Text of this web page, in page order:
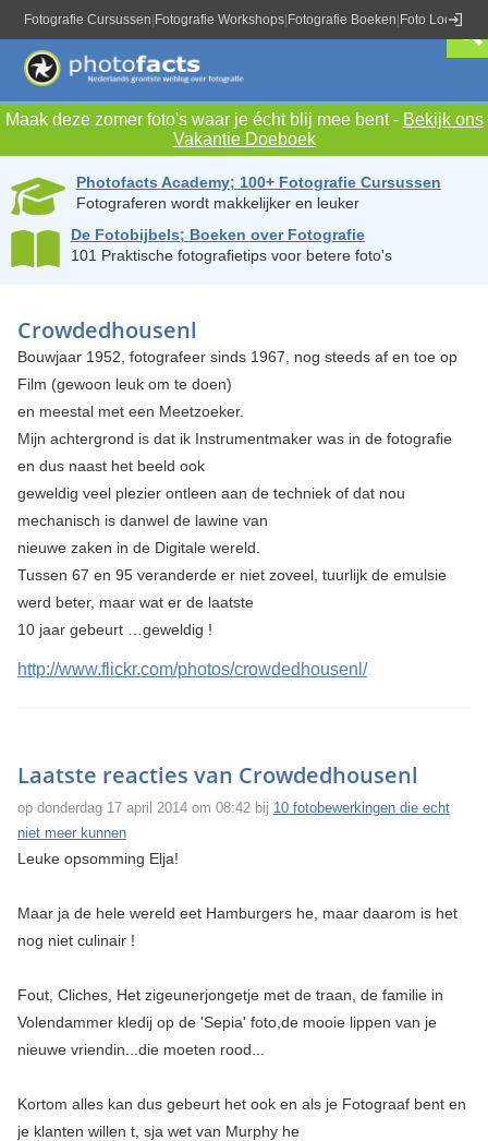
Fotografie Cursussen Fotografie Workshops Fotografie Boeken Foto Locaties
Maak deze zomer foto's waar je écht blij mee bent - Bekijk ons
Vakantie Doeboek
Photofacts Academy; 100+ Fotografie Cursussen
Fotograferen wordt makkelijker en leuker
De Fotobijbels; Boeken over Fotografie
101 Praktische fotografietips voor betere foto's
Crowdedhousenl
Bouwjaar 1952, fotografeer sinds 1967, nog steeds af en toe op
Film (gewoon leuk om te doen)
en meestal met een Meetzoeker.
Mijn achtergrond is dat ik Instrumentmaker was in de fotografie
en dus naast het beeld ook
geweldig veel plezier ontleen aan de techniek of dat nou
mechanisch is danwel de lawine van
nieuwe zaken in de Digitale wereld.
Tussen 67 en 95 veranderde er niet zoveel, tuurlijk de emulsie
werd beter, maar wat er de laatste
10 jaar gebeurt …geweldig !
http://www.flickr.com/photos/crowdedhousenl/
Laatste reacties van Crowdedhousenl
op donderdag 17 april 2014 om 08:42 bij 10 fotobewerkingen die echt
niet meer kunnen
Leuke opsomming Elja!
Maar ja de hele wereld eet Hamburgers he, maar daarom is het
nog niet culinair !
Fout, Cliches, Het zigeunerjongetje met de traan, de familie in
Volendammer kledij op de 'Sepia' foto,de mooie lippen van je
nieuwe vriendin...die moeten rood...
Kortom alles kan dus gebeurt het ook en als je Fotograaf bent en
je klanten willen t, sja wet van Murphy he